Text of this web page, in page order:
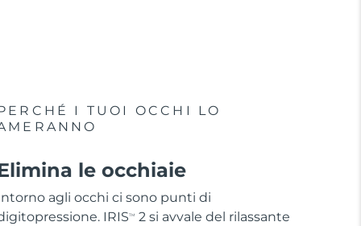
I TUOI OCCHI LO
le occhiaie
agli occhi ci sono punti di
IRISTM
2 si avvale del rilassante